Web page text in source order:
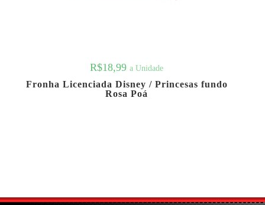
R$18,99 a Unidade
Fronha Licenciada Disney / Princesas fundo
Rosa Poá